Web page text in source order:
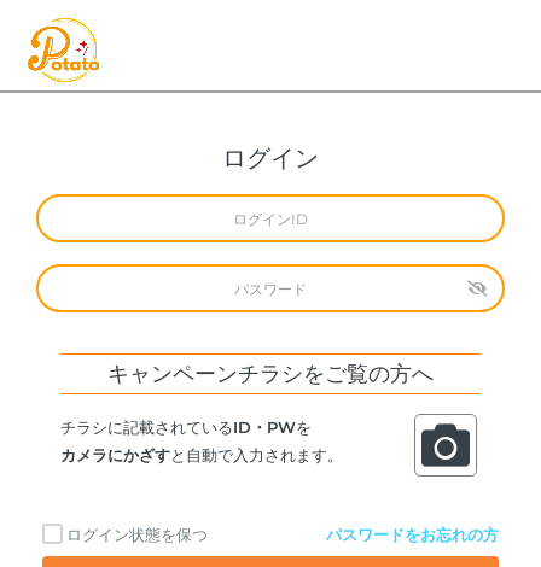
ログイン
キャンペーンチラシをご覧の方へ
チラシに記載されているID・PWを
カメラにかざすと自動で入力されます。
ログイン状態を保つ パスワードをお忘れの方